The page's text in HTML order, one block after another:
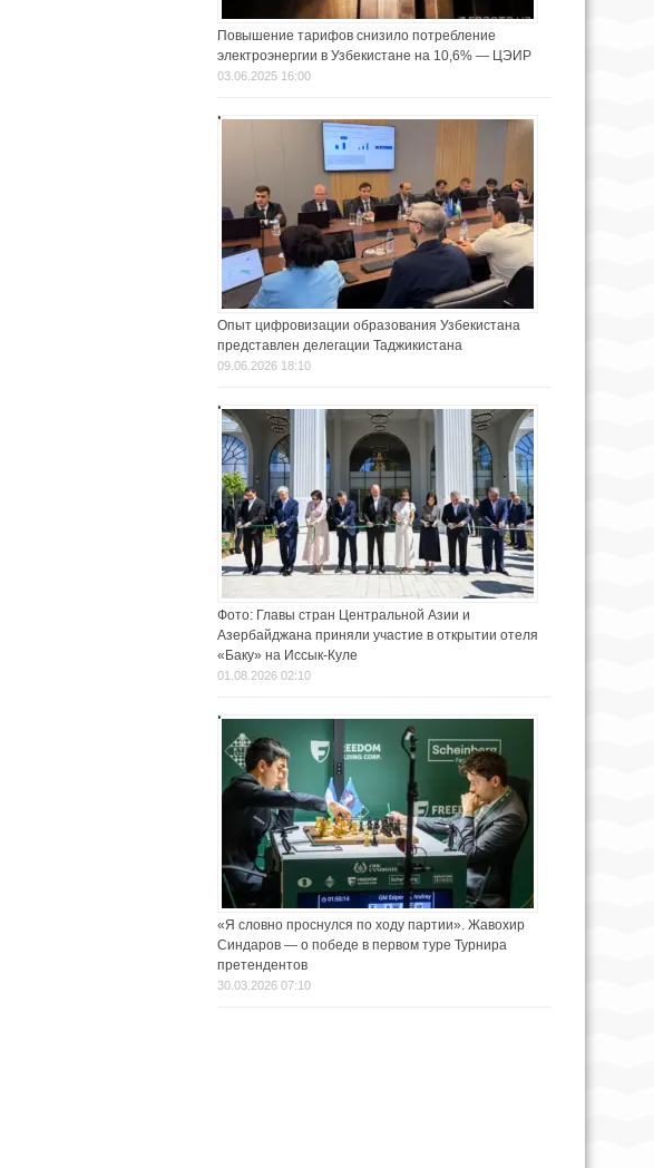
Повышение тарифов снизило потребление
электроэнергии в Узбекистане на 10,6% — ЦЭИР
03.06.2025 16:00
Опыт цифровизации образования Узбекистана
представлен делегации Таджикистана
09.06.2026 18:10
Фото: Главы стран Центральной Азии и
Азербайджана приняли участие в открытии отеля
«Баку» на Иссык-Куле
01.08.2026 02:10
«Я словно проснулся по ходу партии». Жавохир
Синдаров — о победе в первом туре Турнира
претендентов
30.03.2026 07:10